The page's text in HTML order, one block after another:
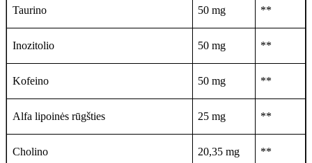
Taurino 50 mg **
Inozitolio 50 mg **
Kofeino 50 mg **
Alfa lipoinės rūgšties 25 mg **
Cholino 20,35 mg **